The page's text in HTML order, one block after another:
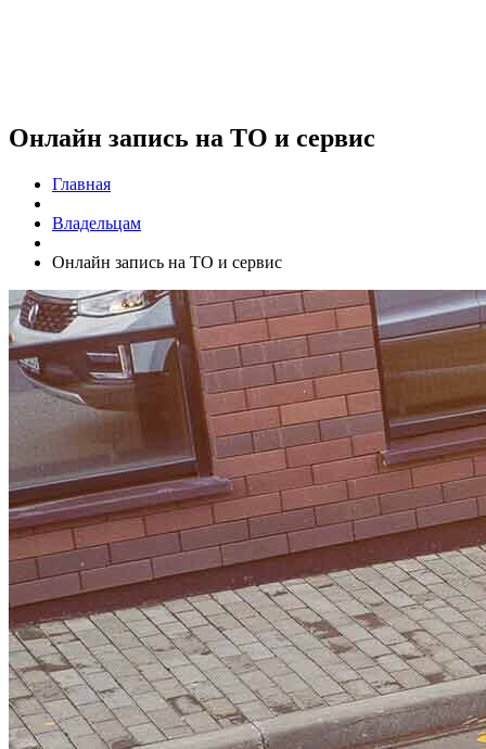
Онлайн запись на ТО и сервис
Главная
Владельцам
Онлайн запись на ТО и сервис